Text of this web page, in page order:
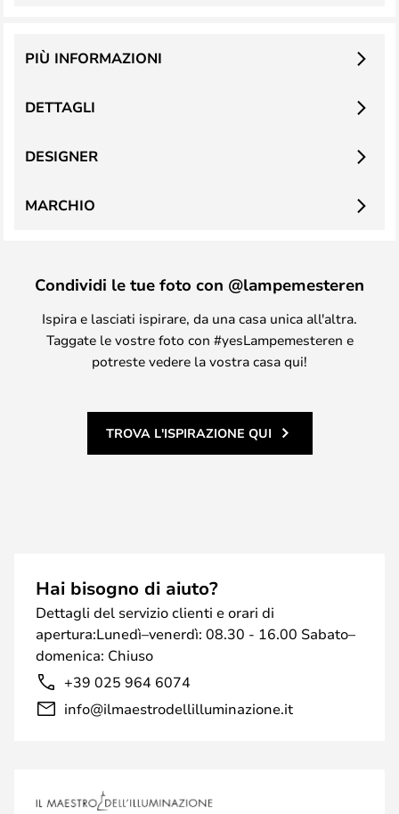
DETTAGLI
PIÙ INFORMAZIONI
DESIGNER
MARCHIO
Condividi le tue foto con @lampemesteren
Ispira e lasciati ispirare, da una casa unica all'altra.
Taggate le vostre foto con #yesLampemesteren e
potreste vedere la vostra casa qui!
TROVA L'ISPIRAZIONE QUI
Hai bisogno di aiuto?
Dettagli del servizio clienti e orari di
apertura:Lunedì–venerdì: 08.30 - 16.00 Sabato–
domenica: Chiuso
+39 025 964 6074
info@ilmaestrodellilluminazione.it